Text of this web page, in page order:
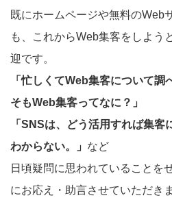
既にホームページや無料のWeb
も、これからWeb集客をしよう
迎です。
「忙しくてWeb集客について調
そもWeb集客ってなに？」
「SNSは、どう活用すれば集客
わからない。」 など
日頃疑問に思われていることを
にお応え・助言させていただき